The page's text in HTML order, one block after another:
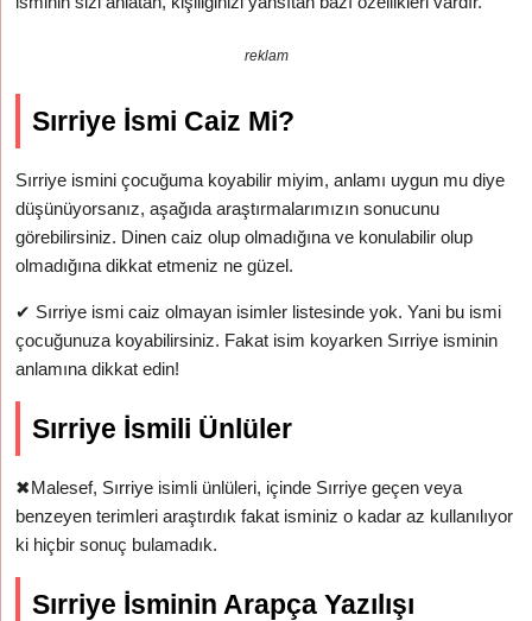
reklam
Sırriye İsmi Caiz Mi?
Sırriye ismini çocuğuma koyabilir miyim, anlamı uygun mu diye
düşünüyorsanız, aşağıda araştırmalarımızın sonucunu
görebilirsiniz. Dinen caiz olup olmadığına ve konulabilir olup
olmadığına dikkat etmeniz ne güzel.
✔ Sırriye ismi caiz olmayan isimler listesinde yok. Yani bu ismi
çocuğunuza koyabilirsiniz. Fakat isim koyarken Sırriye isminin
anlamına dikkat edin!
Sırriye İsmili Ünlüler
✖Malesef, Sırriye isimli ünlüleri, içinde Sırriye geçen veya
benzeyen terimleri araştırdık fakat isminiz o kadar az kullanılıyor
ki hiçbir sonuç bulamadık.
Sırriye İsminin Arapça Yazılışı